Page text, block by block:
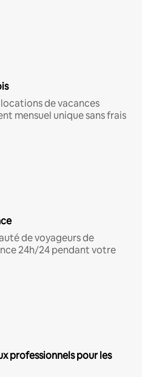
de vacances
mensuel unique sans frais
de voyageurs de
24h/24 pendant votre
professionnels pour les